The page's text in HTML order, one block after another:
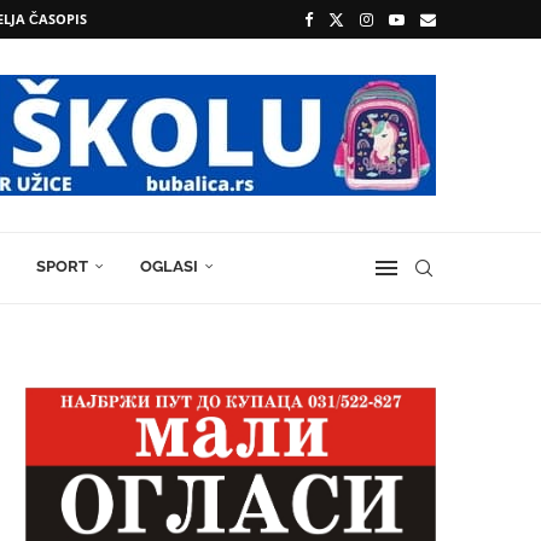
ČASOPIS
SPORT OGLASI